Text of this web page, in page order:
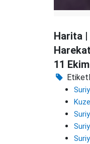
Harita |
11 Ekim